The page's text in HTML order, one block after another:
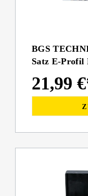
BGS
Satz E-Profil E4-E8 1/
21,99